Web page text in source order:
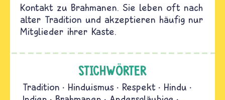
Kontakt zu Brahmanen. Sie leben oft nach
alter Tradition und akzeptieren häufig nur
Mitglieder ihrer Kaste.
STICHWÖRTER
Tradition Hinduismus Respekt
Hindu